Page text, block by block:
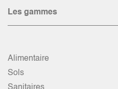
Les gammes
Alimentaire
Sols